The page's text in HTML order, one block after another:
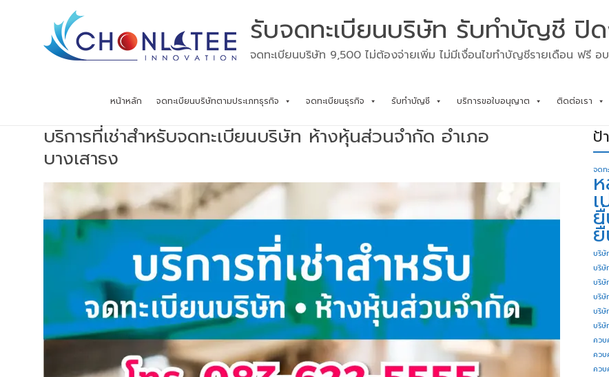
รับจดทะเบียนบริษัท รับทำบัญชี ปิด
จดทะเบียนบริษัท 9,500 ไม่ต้องจ่ายเพิ่ม ไม่มีเงื่อนไขทำบัญชีรายเดือน ฟรี อ
หน้าหลัก จดทะเบียนบริษัทตามประเภทธุรกิจ จดทะเบียนธุรกิจ รับทำบัญชี บริการขอใบอนุญาต ติดต่อเรา
บริการที่เช่าสำหรับจดทะเบียนบริษัท ห้างหุ้นส่วนจำกัด อำเภอ
บางเสาธง
ป้
จดท
บริษั
บริษั
บริษั
บริษั
บริษั
บริษั
ควบ
ควบ
ควบ